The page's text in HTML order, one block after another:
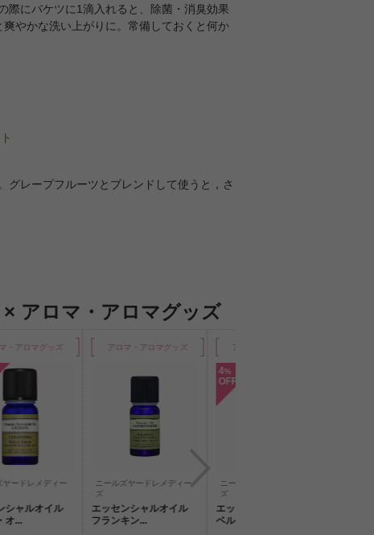
際にバケツに1滴入れると、除菌・消臭効果
やかな洗い上がりに。常備しておくと何か
グレープフルーツとブレンドして使うと，さ
アロマ・アロマグッズ
アロマグッズ
ドレメディー
ャルオイル
...
アロマ・アロマグッズ
ニールズヤードレメディー
エッセンシャルオイル
フランキン...
アロマ・アロマグッズ
%
OFF
ニールズヤードレメディー
エッセンシャルオイル
ベルガモッ...